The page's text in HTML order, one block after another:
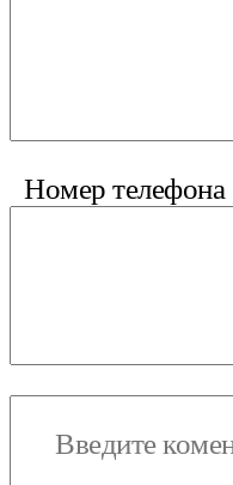
Номер телефона